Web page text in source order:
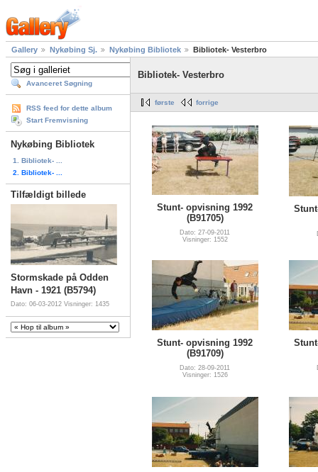
Gallery Nykøbing Sj. Nykøbing Bibliotek Bibliotek- Vesterbro
Avanceret Søgning
RSS feed for dette album
Start Fremvisning
Nykøbing Bibliotek
1. Bibliotek- ...
2. Bibliotek- ...
Tilfældigt billede
Stormskade på Odden
Havn - 1921 (B5794)
Dato: 06-03-2012 Visninger: 1435
Bibliotek- Vesterbro
første forrige
Stunt- opvisning 1992
(B91705)
Dato: 27-09-2011
Visninger: 1552
Stunt- opvisning 1992
(B91709)
Dato: 28-09-2011
Visninger: 1526